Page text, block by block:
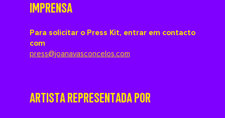
IMPRENSA
Para solicitar o Press Kit, entrar em contacto
com
press@joanavasconcelos.com
ARTISTA REPRESENTADA POR